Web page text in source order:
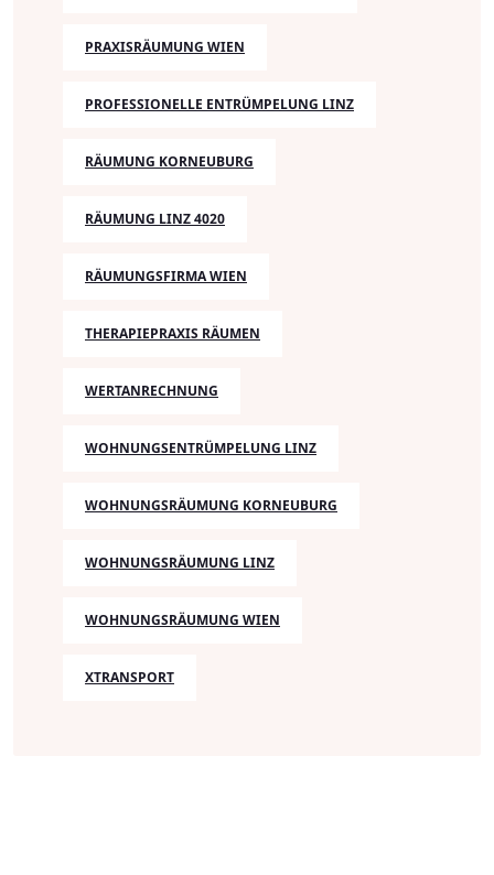
PRAXISRÄUMUNG WIEN
PROFESSIONELLE ENTRÜMPELUNG LINZ
RÄUMUNG KORNEUBURG
RÄUMUNG LINZ 4020
RÄUMUNGSFIRMA WIEN
THERAPIEPRAXIS RÄUMEN
WERTANRECHNUNG
WOHNUNGSENTRÜMPELUNG LINZ
WOHNUNGSRÄUMUNG KORNEUBURG
WOHNUNGSRÄUMUNG LINZ
WOHNUNGSRÄUMUNG WIEN
XTRANSPORT